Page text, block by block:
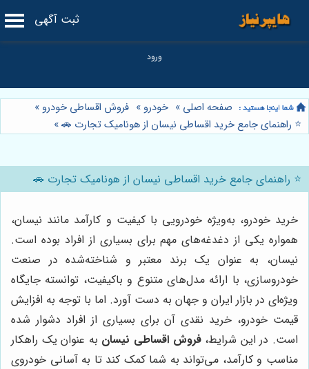
ثبت آگهی
صفحه اصلی » خودرو » فروش اقساطی خودرو »
⭐️ راهنمای جامع خرید اقساطی نیسان از هونامیک تجارت 🚗»
⭐️ راهنمای جامع خرید اقساطی نیسان از هونامیک تجارت 🚗
خرید خودرو، به‌ویژه خودرویی با کیفیت و کارآمد مانند نیسان،
همواره یکی از دغدغه‌های مهم برای بسیاری از افراد بوده است.
نیسان، به عنوان یک برند معتبر و شناخته‌شده در صنعت
خودروسازی، با ارائه مدل‌های متنوع و باکیفیت، توانسته جایگاه
ویژه‌ای در بازار ایران و جهان به دست آورد. اما با توجه به افزایش
قیمت خودرو، خرید نقدی آن برای بسیاری از افراد دشوار شده
است. در این شرایط،فروش اقساطی نیسان به عنوان یک راهکار
مناسب و کارآمد، می‌تواند به شما کمک کند تا به آسانی خودروی